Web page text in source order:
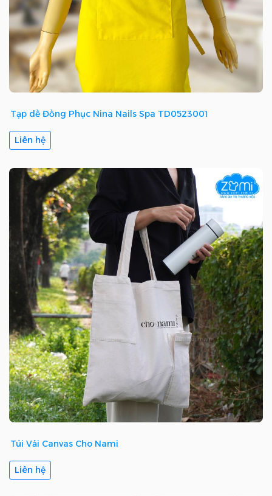
Tạp dề Đồng Phục Nina Nails Spa TD0523001
Liên hệ
Túi Vải Canvas Cho Nami
Liên hệ